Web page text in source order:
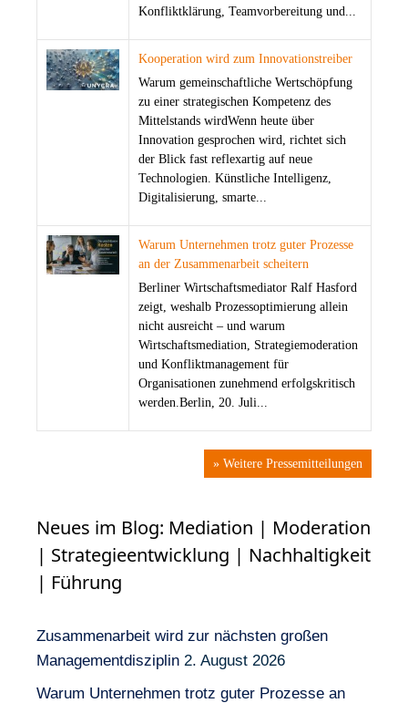
Konfliktklärung, Teamvorbereitung und...
Kooperation wird zum Innovationstreiber
Warum gemeinschaftliche Wertschöpfung
zu einer strategischen Kompetenz des
Mittelstands wirdWenn heute über
Innovation gesprochen wird, richtet sich
der Blick fast reflexartig auf neue
Technologien. Künstliche Intelligenz,
Digitalisierung, smarte...
Warum Unternehmen trotz guter Prozesse
an der Zusammenarbeit scheitern
Berliner Wirtschaftsmediator Ralf Hasford
zeigt, weshalb Prozessoptimierung allein
nicht ausreicht – und warum
Wirtschaftsmediation, Strategiemoderation
und Konfliktmanagement für
Organisationen zunehmend erfolgskritisch
werden.Berlin, 20. Juli...
» Weitere Pressemitteilungen
Neues im Blog: Mediation | Moderation
| Strategieentwicklung | Nachhaltigkeit
| Führung
Zusammenarbeit wird zur nächsten großen
Managementdisziplin 2. August 2026
Warum Unternehmen trotz guter Prozesse an